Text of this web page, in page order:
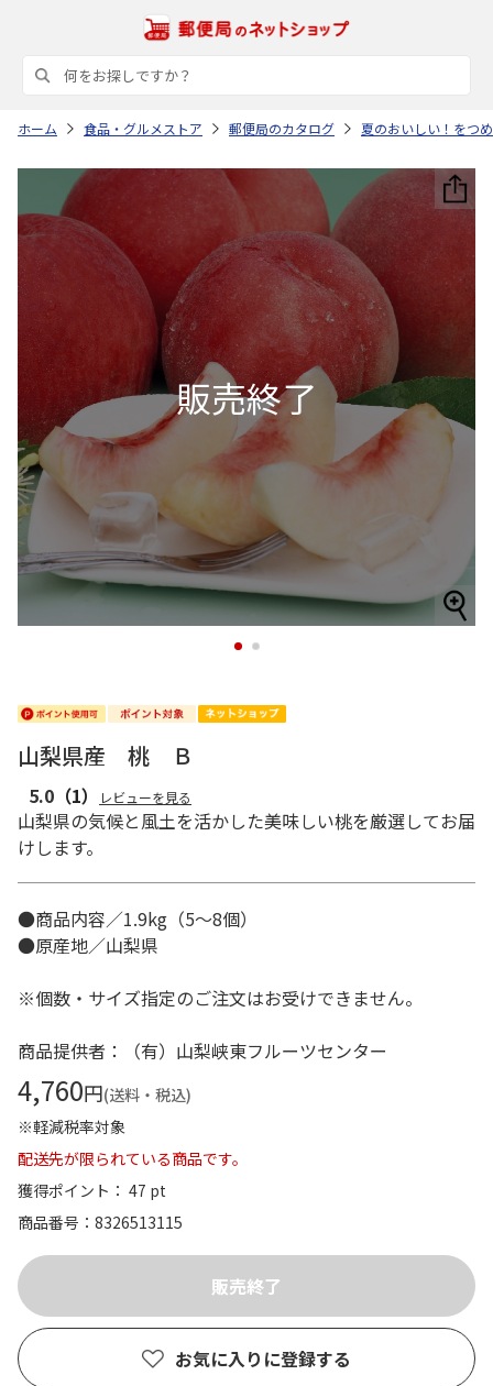
ホーム 食品・グルメストア 郵便局のカタログ 夏のおいしい！をつ
1 2
山梨県産 桃 Ｂ
5.0 （1） レビューを見る
山梨県の気候と風土を活かした美味しい桃を厳選してお届
けします。
●商品内容／1.9kg（5～8個）
●原産地／山梨県
※個数・サイズ指定のご注文はお受けできません。
商品提供者：（有）山梨峡東フルーツセンター
4,760円(送料・税込)
※軽減税率対象
配送先が限られている商品です。
獲得ポイント： 47 pt
商品番号
8326513115
お気に入りに登録する